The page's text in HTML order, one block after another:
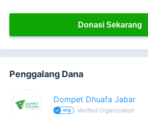
Donasi Sekarang
Penggalang Dana
Dompet Dhuafa Jabar
Verified Organization